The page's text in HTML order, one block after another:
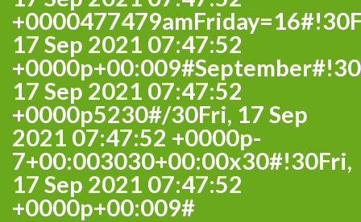
17 Sep 2021 07:47:52
17 Sep 2021 07:47:52
+0000p5230#/30Fri, 17 Sep
2021 07:47:52 +0000p-
7+00:003030+00:00x30#!30Fri,
17 Sep 2021 07:47:52
+0000p+00:009#